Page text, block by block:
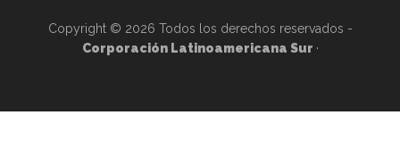
Copyright © 2026 Todos los derechos reservados -
Corporación Latinoamericana Sur ·